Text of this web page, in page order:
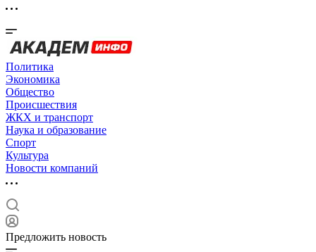
Политика
Экономика
Общество
Происшествия
ЖКХ и транспорт
Наука и образование
Спорт
Культура
Новости компаний
Предложить новость